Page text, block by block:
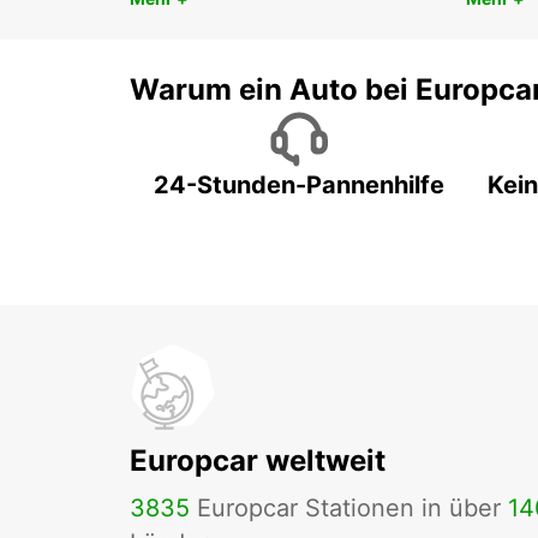
Warum ein Auto bei
24-Stunden-Pannenhilfe
Europcar weltweit
3835 Europcar Stationen in über